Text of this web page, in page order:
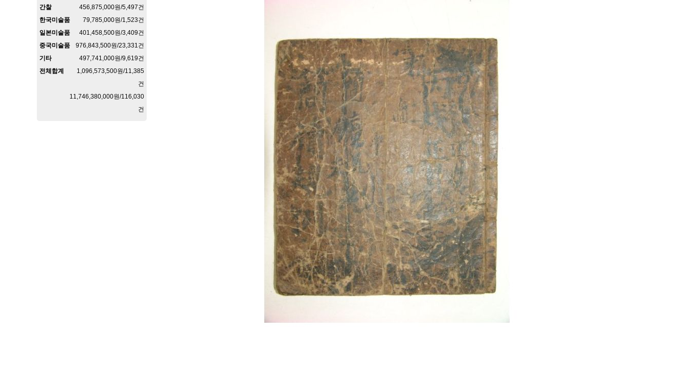
456,875,000원/5,497건
간찰
79,785,000원/1,523건
한국미술품
401,458,500원/3,409건
일본미술품
976,843,500원/23,331건
중국미술품
497,741,000원/9,619건
기타
1,096,573,500원/11,385
건
전체합계
11,746,380,000원/116,030
건